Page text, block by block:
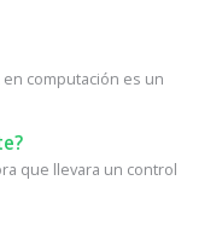
computación es un
que llevara un control